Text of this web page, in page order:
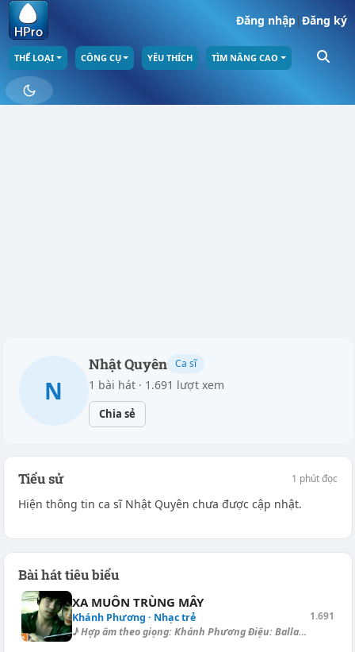
Đăng nhập|Đăng ký
THỂ LOẠI CÔNG CỤ YÊU THÍCH TÌM NÂNG CAO
N
Nhật Quyên Ca sĩ
1 bài hát · 1.691 lượt xem
Chia sẻ
Tiểu sử 1 phút đọc
Hiện thông tin ca sĩ Nhật Quyên chưa được cập nhật.
Bài hát tiêu biểu
XA MUÔN TRÙNG MÂY
Khánh Phương · Nhạc trẻ
♪ Hợp âm theo giọng: Khánh Phương Điệu: Ballad Rồi ngày [Am] mai em đi,...
1.691